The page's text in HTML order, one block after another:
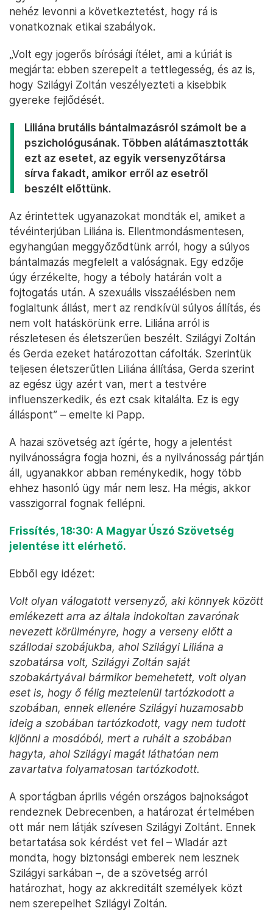
nehéz levonni a következtetést, hogy rá is
vonatkoznak etikai szabályok.
„Volt egy jogerős bírósági ítélet, ami a kúriát is
megjárta: ebben szerepelt a tettlegesség, és az is,
hogy Szilágyi Zoltán veszélyezteti a kisebbik
gyereke fejlődését.
Liliána brutális bántalmazásról számolt be a
pszichológusának. Többen alátámasztották
ezt az esetet, az egyik versenyzőtársa
sírva fakadt, amikor erről az esetről
beszélt előttünk.
Az érintettek ugyanazokat mondták el, amiket a
tévéinterjúban Liliána is. Ellentmondásmentesen,
egyhangúan meggyőződtünk arról, hogy a súlyos
bántalmazás megfelelt a valóságnak. Egy edzője
úgy érzékelte, hogy a téboly határán volt a
fojtogatás után. A szexuális visszaélésben nem
foglaltunk állást, mert az rendkívül súlyos állítás, és
nem volt hatáskörünk erre. Liliána arról is
részletesen és életszerűen beszélt. Szilágyi Zoltán
és Gerda ezeket határozottan cáfolták. Szerintük
teljesen életszerűtlen Liliána állítása, Gerda szerint
az egész ügy azért van, mert a testvére
influenszerkedik, és ezt csak kitalálta. Ez is egy
álláspont” – emelte ki Papp.
A hazai szövetség azt ígérte, hogy a jelentést
nyilvánosságra fogja hozni, és a nyilvánosság pártján
áll, ugyanakkor abban reménykedik, hogy több
ehhez hasonló ügy már nem lesz. Ha mégis, akkor
vasszigorral fognak fellépni.
Frissítés, 18:30: A Magyar Úszó Szövetség
jelentése itt elérhető.
Ebből egy idézet:
Volt olyan válogatott versenyző, aki könnyek között
emlékezett arra az általa indokoltan zavarónak
nevezett körülményre, hogy a verseny előtt a
szállodai szobájukba, ahol Szilágyi Liliána a
szobatársa volt, Szilágyi Zoltán saját
szobakártyával bármikor bemehetett, volt olyan
eset is, hogy ő félig meztelenül tartózkodott a
szobában, ennek ellenére Szilágyi huzamosabb
ideig a szobában tartózkodott, vagy nem tudott
kijönni a mosdóból, mert a ruháit a szobában
hagyta, ahol Szilágyi magát láthatóan nem
zavartatva folyamatosan tartózkodott.
A sportágban április végén országos bajnokságot
rendeznek Debrecenben, a határozat értelmében
ott már nem látják szívesen Szilágyi Zoltánt. Ennek
betartatása sok kérdést vet fel – Wladár azt
mondta, hogy biztonsági emberek nem lesznek
Szilágyi sarkában –, de a szövetség arról
határozhat, hogy az akkreditált személyek közt
nem szerepelhet Szilágyi Zoltán.